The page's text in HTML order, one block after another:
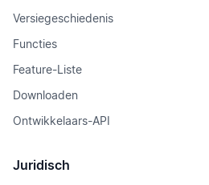
Versiegeschiedenis
Functies
Feature-Liste
Downloaden
Ontwikkelaars-API
Juridisch